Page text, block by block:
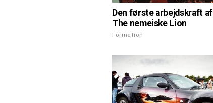
Den første arbejdskraft
The nemeiske Lion
Formation